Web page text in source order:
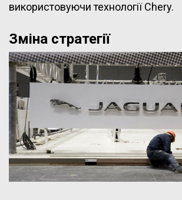
використовуючи технології Chery.
Зміна стратегії